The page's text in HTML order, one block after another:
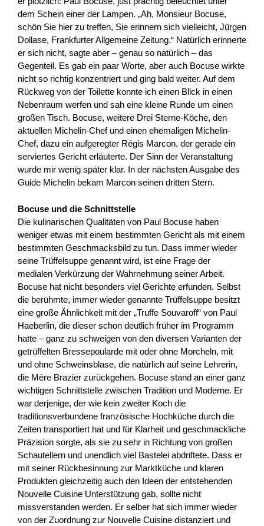
dem Schein einer der Lampen. „Ah, Monsieur Bocuse,
schön Sie hier zu treffen, Sie erinnern sich vielleicht, Jürgen
Dollase, Frankfurter Allgemeine Zeitung.“ Natürlich erinnerte
er sich nicht, sagte aber – genau so natürlich – das
Gegenteil. Es gab ein paar Worte, aber auch Bocuse wirkte
nicht so richtig konzentriert und ging bald weiter. Auf dem
Rückweg von der Toilette konnte ich einen Blick in einen
Nebenraum werfen und sah eine kleine Runde um einen
großen Tisch. Bocuse, weitere Drei Sterne-Köche, den
aktuellen Michelin-Chef und einen ehemaligen Michelin-
Chef, dazu ein aufgeregter Régis Marcon, der gerade ein
serviertes Gericht erläuterte. Der Sinn der Veranstaltung
wurde mir wenig später klar. In der nächsten Ausgabe des
Guide Michelin bekam Marcon seinen dritten Stern.
Bocuse und die Schnittstelle
Die kulinarischen Qualitäten von Paul Bocuse haben
weniger etwas mit einem bestimmten Gericht als mit einem
bestimmten Geschmacksbild zu tun. Dass immer wieder
seine Trüffelsuppe genannt wird, ist eine Frage der
medialen Verkürzung der Wahrnehmung seiner Arbeit.
Bocuse hat nicht besonders viel Gerichte erfunden. Selbst
die berühmte, immer wieder genannte Trüffelsuppe besitzt
eine große Ähnlichkeit mit der „Truffe Souvaroff“ von Paul
Haeberlin, die dieser schon deutlich früher im Programm
hatte – ganz zu schweigen von den diversen Varianten der
getrüffelten Bressepoularde mit oder ohne Morcheln, mit
und ohne Schweinsblase, die natürlich auf seine Lehrerin,
die Mère Brazier zurückgehen. Bocuse stand an einer ganz
wichtigen Schnittstelle zwischen Tradition und Moderne. Er
war derjenige, der wie kein zweiter Koch die
traditionsverbundene französische Hochküche durch die
Zeiten transportiert hat und für Klarheit und geschmackliche
Präzision sorgte, als sie zu sehr in Richtung von großen
Schautellern und unendlich viel Bastelei abdriftete. Dass er
mit seiner Rückbesinnung zur Marktküche und klaren
Produkten gleichzeitig auch den Ideen der entstehenden
Nouvelle Cuisine Unterstützung gab, sollte nicht
missverstanden werden. Er selber hat sich immer wieder
von der Zuordnung zur Nouvelle Cuisine distanziert und